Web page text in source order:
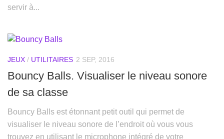
servir à...
JEUX / UTILITAIRES 2 SEP, 2016
Bouncy Balls. Visualiser le niveau sonore
de sa classe
Bouncy Balls est étonnant petit outil qui permet de
visualiser le niveau sonore de l’endroit où vous vous
trouvez en utilisant le microphone intégré de votre